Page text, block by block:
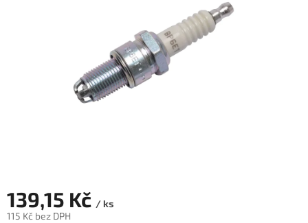
139,15 Kč / ks
115 Kč bez DPH